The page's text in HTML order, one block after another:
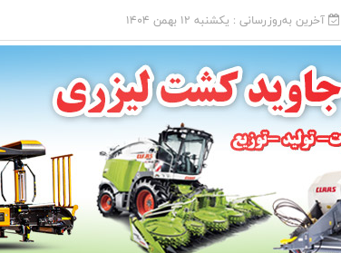
آخرین به‌روزرسانی : يکشنبه 12 بهمن 1404